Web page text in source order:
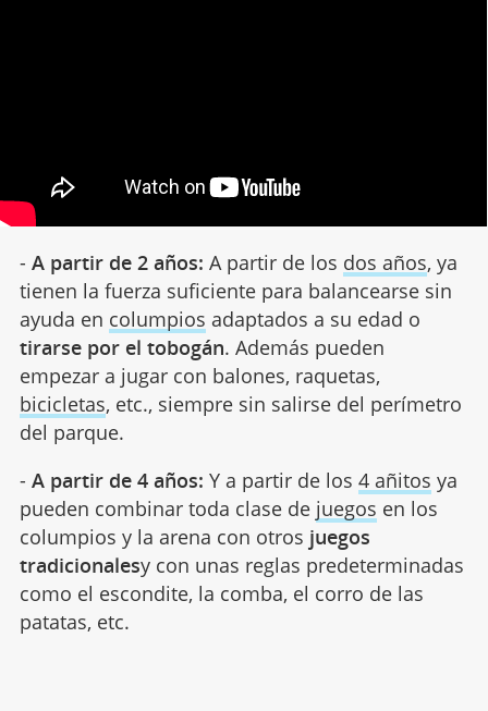
- A partir de 2 años: A partir de los dos años, ya
tienen la fuerza suficiente para balancearse sin
ayuda en columpios adaptados a su edad o
tirarse por el tobogán. Además pueden
empezar a jugar con balones, raquetas,
bicicletas, etc., siempre sin salirse del perímetro
del parque.
- A partir de 4 años: Y a partir de los 4 añitos ya
pueden combinar toda clase de juegos en los
columpios y la arena con otros juegos
tradicionalesy con unas reglas predeterminadas
como el escondite, la comba, el corro de las
patatas, etc.